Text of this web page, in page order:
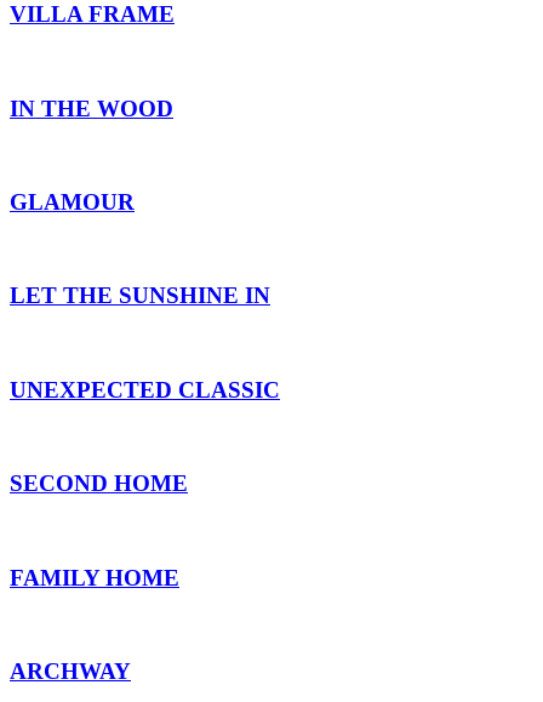
VILLA FRAME
IN THE WOOD
GLAMOUR
LET THE SUNSHINE IN
UNEXPECTED CLASSIC
SECOND HOME
FAMILY HOME
ARCHWAY